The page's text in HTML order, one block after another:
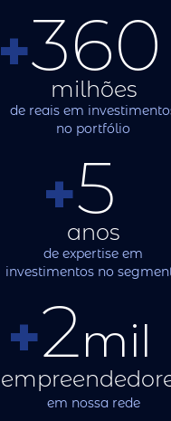
+360
milhões
de reais em
no portfólio
+5
anos
de expertise em
investimentos no
+2mil
em nossa rede